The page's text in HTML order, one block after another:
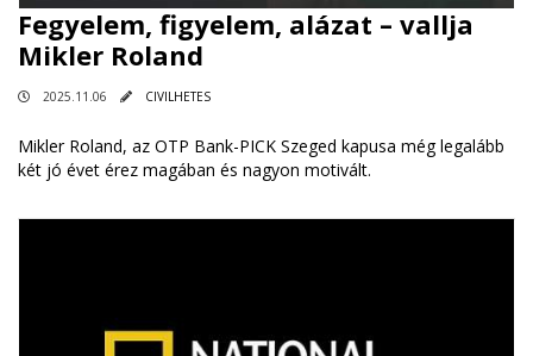
Fegyelem, figyelem, alázat – vallja
Mikler Roland
2025.11.06 CIVILHETES
Mikler Roland, az OTP Bank-PICK Szeged kapusa még legalább
két jó évet érez magában és nagyon motivált.